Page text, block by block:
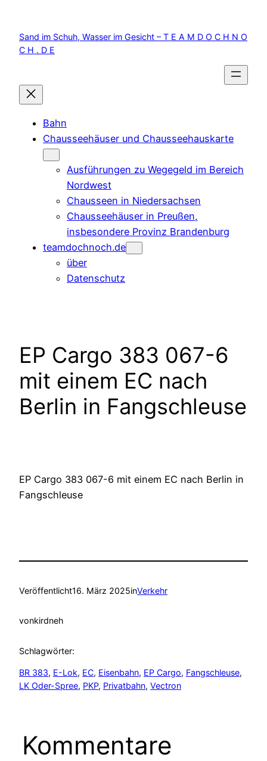
springen
Sand im Schuh, Wasser im Gesicht – T E A M D O C H N O
C H . D E
Bahn
Chausseehäuser und Chausseehauskarte
Ausführungen zu Wegegeld im Bereich
Nordwest
Chausseen in Niedersachsen
Chausseehäuser in Preußen,
insbesondere Provinz Brandenburg
teamdochnoch.de
über
Datenschutz
EP Cargo 383 067-6
mit einem EC nach
Berlin in Fangschleuse
EP Cargo 383 067-6 mit einem EC nach Berlin in
Fangschleuse
Veröffentlicht16. März 2025inVerkehr
vonkirdneh
Schlagwörter:
BR 383, E-Lok, EC, Eisenbahn, EP Cargo, Fangschleuse
LK Oder-Spree, PKP, Privatbahn, Vectron
Kommentare